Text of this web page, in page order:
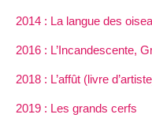
2014 : La langue des
2016 : L’Incandescente,
2018 : L’affût (livre
2019 : Les grands cerfs